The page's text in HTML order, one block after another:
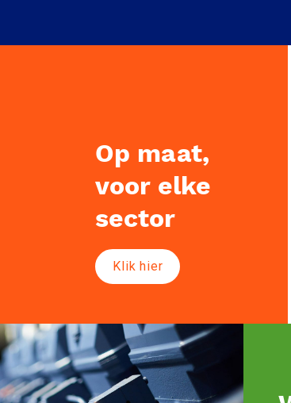
Op maat,
voor elke
sector
Klik hier